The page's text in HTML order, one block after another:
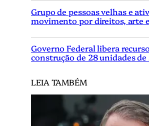
Grupo de pessoas velhas e
movimento por direitos, arte
Governo Federal libera
construção de 28 unidades de
LEIA TAMBÉM